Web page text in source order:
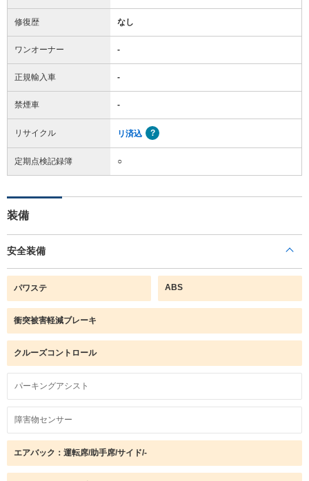
修復歴 なし
ワンオーナー -
正規輸入車 -
禁煙車 -
リサイクル リ済込
定期点検記録簿 ○
装備
安全装備
パワステ ABS
衝突被害軽減ブレーキ
クルーズコントロール
パーキングアシスト
障害物センサー
エアバック：運転席/助手席/サイド/-